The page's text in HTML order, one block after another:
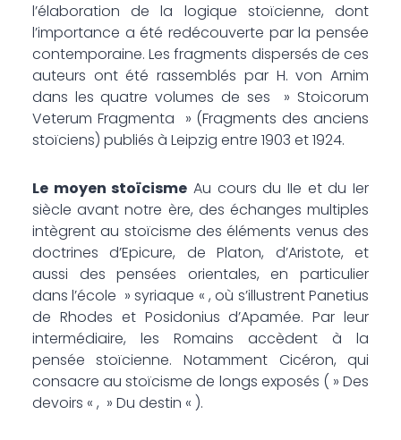
l’élaboration de la logique stoïcienne, dont
l’importance a été redécouverte par la pensée
contemporaine. Les fragments dispersés de ces
auteurs ont été rassemblés par H. von Arnim
dans les quatre volumes de ses » Stoicorum
Veterum Fragmenta » (Fragments des anciens
stoïciens) publiés à Leipzig entre 1903 et 1924.
Le moyen stoïcisme Au cours du IIe et du Ier
siècle avant notre ère, des échanges multiples
intègrent au stoïcisme des éléments venus des
doctrines d’Epicure, de Platon, d’Aristote, et
aussi des pensées orientales, en particulier
dans l’école » syriaque « , où s’illustrent Panetius
de Rhodes et Posidonius d’Apamée. Par leur
intermédiaire, les Romains accèdent à la
pensée stoïcienne. Notamment Cicéron, qui
consacre au stoïcisme de longs exposés ( » Des
devoirs « , » Du destin « ).